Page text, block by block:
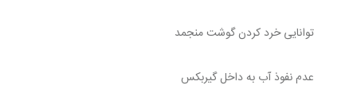
توانایی خرد کردن گوشت منجمد
عدم نفوذ آب به داخل گیربکس